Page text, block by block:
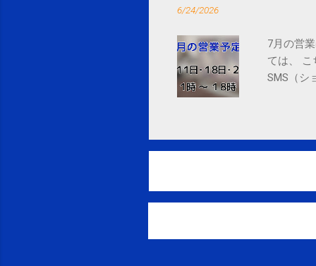
6/24/2026
7月の営
ては、
SMS（シ